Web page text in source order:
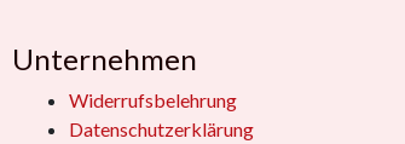
Unternehmen
Widerrufsbelehrung
Datenschutzerklärung